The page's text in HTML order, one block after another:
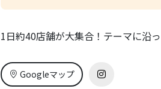
1日約40店舗が大集合！テーマに沿
Googleマップ